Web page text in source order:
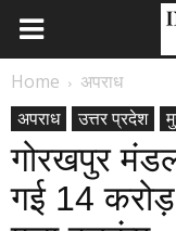
Home
अपराध
अपराध
उत्तर प्रदेश
गोरखपुर
गई 14 करोड़